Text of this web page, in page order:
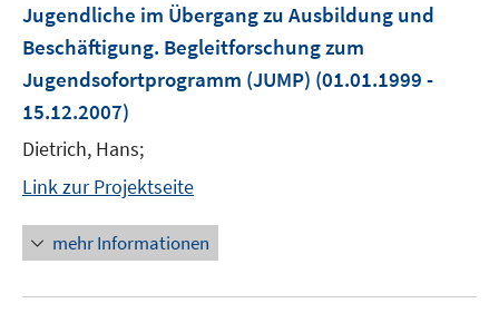
Jugendliche im Übergang zu Ausbildung und
Beschäftigung. Begleitforschung zum
Jugendsofortprogramm (JUMP) (01.01.1999 -
15.12.2007)
Dietrich, Hans;
Link zur Projektseite
mehr Informationen